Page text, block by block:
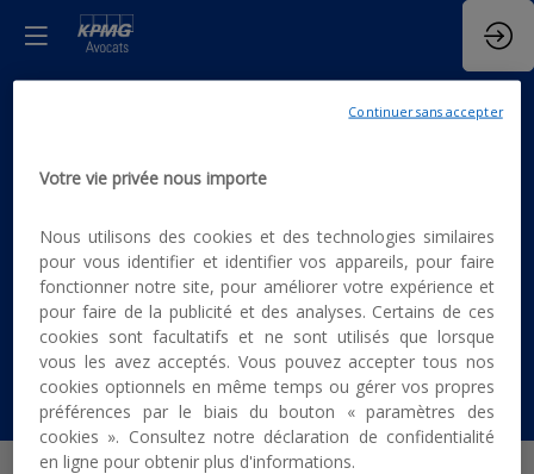
ÉPISODE 4 "Le
Journal de la
Loi de
Finances"
Votre vie privée nous importe
Nous utilisons des cookies et des technologies similaires
pour vous identifier et identifier vos appareils, pour faire
fonctionner notre site, pour améliorer votre expérience et
pour faire de la publicité et des analyses. Certains de ces
cookies sont facultatifs et ne sont utilisés que lorsque
vous les avez acceptés. Vous pouvez accepter tous nos
cookies optionnels en même temps ou gérer vos propres
préférences par le biais du bouton « paramètres des
cookies ». Consultez notre déclaration de confidentialité
en ligne pour obtenir plus d'informations.
Continuer sans accepter